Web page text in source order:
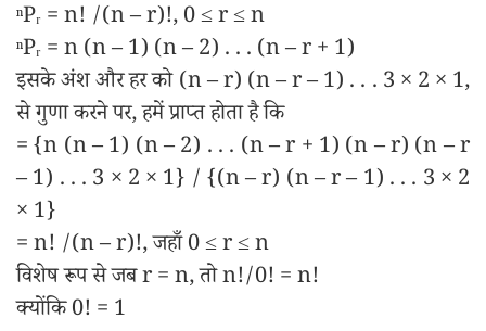
ⁿPᵣ = n! /(n – r)!, 0 ≤ r ≤ n
ⁿPᵣ = n (n – 1) (n – 2) . . . (n – r + 1)
इसके अंश और हर को (n – r) (n – r – 1) . . . 3 × 2 × 1,
से गुणा करने पर, हमें प्राप्त होता है कि
= {n (n – 1) (n – 2) . . . (n – r + 1) (n – r) (n – r
– 1) . . . 3 × 2 × 1} / {(n – r) (n – r – 1) . . . 3 × 2
× 1}
= n! /(n – r)!, जहाँ 0 ≤ r ≤ n
विशेष रूप से जब r = n, तो n!/0! = n!
क्योंकि 0! = 1